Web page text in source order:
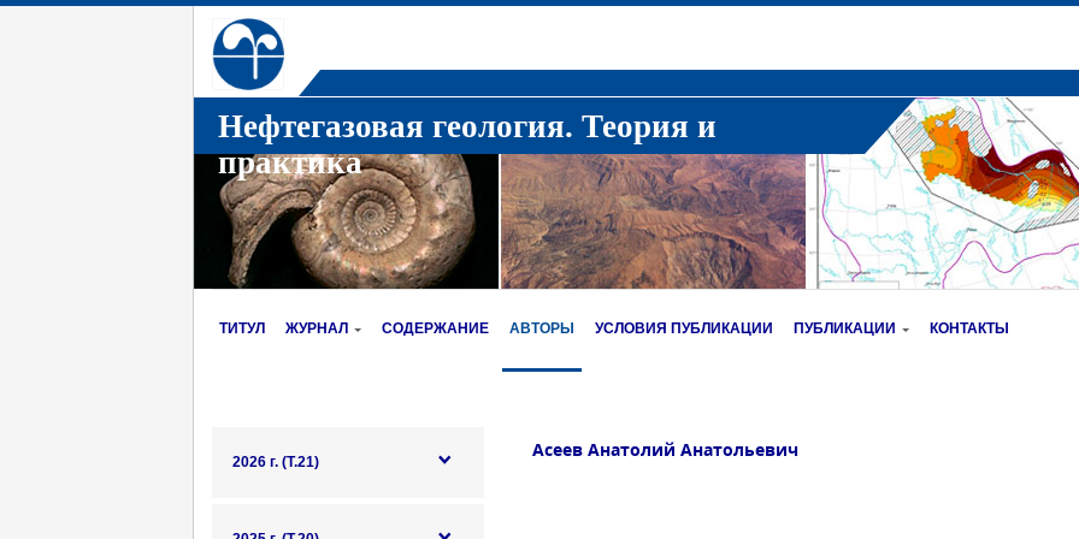
Нефтегазовая геология. Теория и
практика
ТИТУЛ ЖУРНАЛ СОДЕРЖАНИЕ АВТОРЫ УСЛОВИЯ ПУБЛИКАЦИИ ПУБЛИКАЦИИ КОНТАКТЫ
2026 г. (Т.21)
Асеев Анатолий Анатольевич